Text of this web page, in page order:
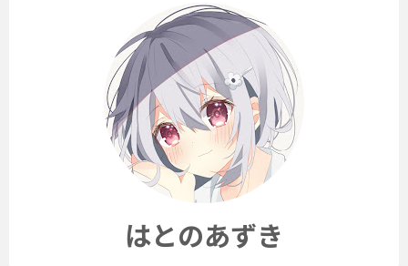
はとのあずき